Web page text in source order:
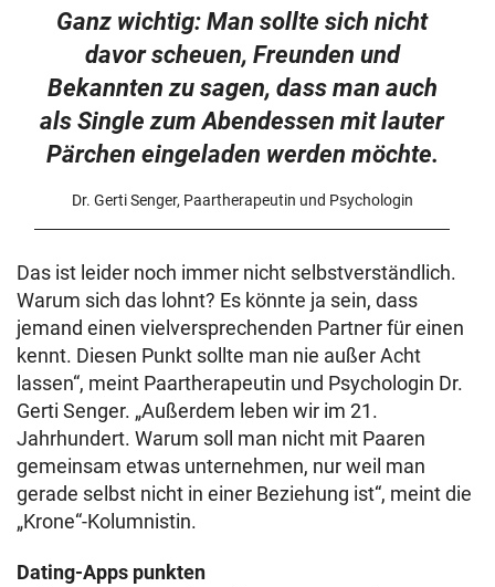
Ganz wichtig: Man sollte sich nicht
davor scheuen, Freunden und
Bekannten zu sagen, dass man auch
als Single zum Abendessen mit lauter
Pärchen eingeladen werden möchte.
Dr. Gerti Senger, Paartherapeutin und Psychologin
Das ist leider noch immer nicht selbstverständlich.
Warum sich das lohnt? Es könnte ja sein, dass
jemand einen vielversprechenden Partner für einen
kennt. Diesen Punkt sollte man nie außer Acht
lassen“, meint Paartherapeutin und Psychologin Dr.
Gerti Senger. „Außerdem leben wir im 21.
Jahrhundert. Warum soll man nicht mit Paaren
gemeinsam etwas unternehmen, nur weil man
gerade selbst nicht in einer Beziehung ist“, meint die
„Krone“-Kolumnistin.
Dating-Apps punkten